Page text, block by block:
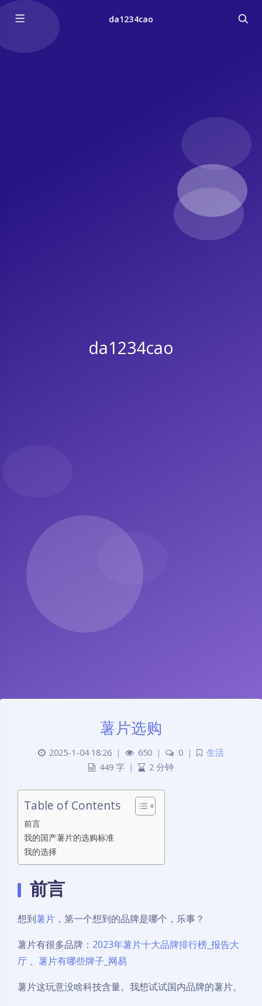
da1234cao
da1234cao
薯片选购
2025-1-04 18:26 | 650 | 0 |
生活
449 字 | 2 分钟
Table of Contents
前言
我的国产薯片的选购标准
我的选择
前言
想到薯片 ，第一个想到的品牌是哪个，乐事？
薯片有很多品牌： 2023年薯片十大品牌排行榜_报告大
厅 、 薯片有哪些牌子_网易
薯片这玩意没啥科技含量。我想试试国内品牌的薯片。